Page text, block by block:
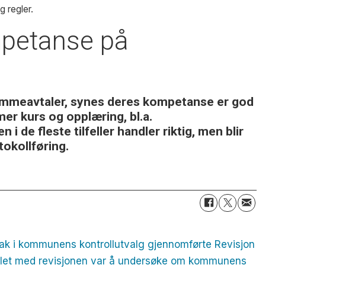
regler.
på
synes deres kompetanse er god
kurs og opplæring, bl.a.
i de fleste tilfeller handler riktig, men blir
i kommunens kontrollutvalg gjennomførte Revisjon
med revisjonen var å undersøke om kommunens